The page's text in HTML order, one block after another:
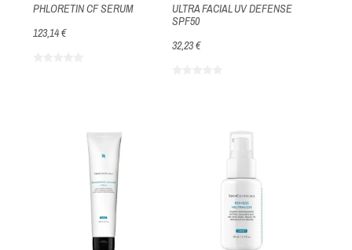
PHLORETIN CF SERUM
123,14 €
ULTRA FACIAL UV DEFENSE
SPF50
32,23 €